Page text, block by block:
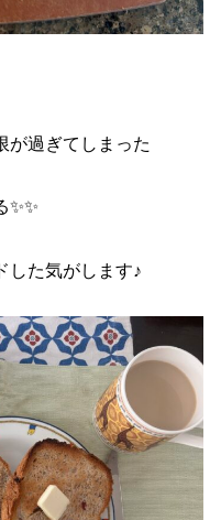
が過ぎてしまった
した気がします♪